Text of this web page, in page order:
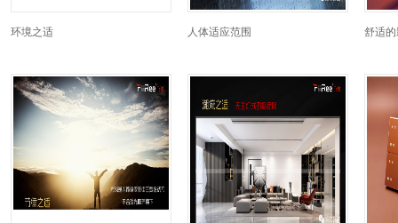
环境之适 人体适应范围 舒适